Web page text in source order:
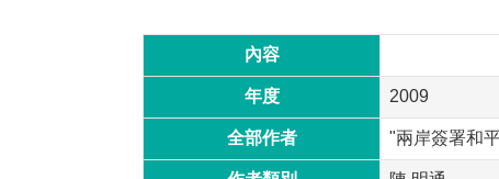
內容
年度 2009
全部作者 "兩岸簽署和